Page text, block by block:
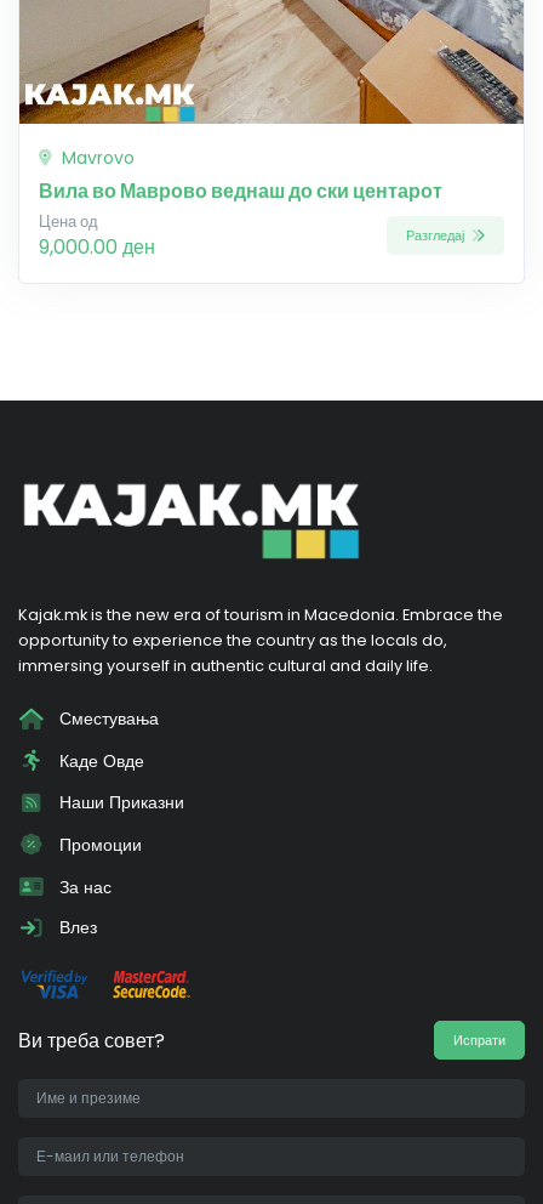
Mavrovo
Вила во Маврово веднаш до ски центарот
Цена од
9,000.00 ден Разгледај
Kajak.mk is the new era of tourism in Macedonia. Embrace the
opportunity to experience the country as the locals do,
immersing yourself in authentic cultural and daily life.
Сместувања
Каде Овде
Наши Приказни
Промоции
За нас
Влез
Ви треба совет? Испрати